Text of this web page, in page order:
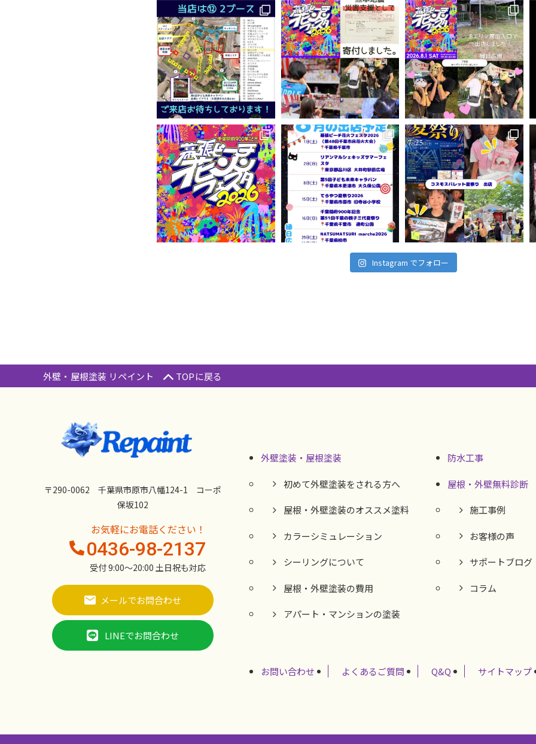
Instagram でフォロー
外壁・屋根塗装 リペイント TOPに戻る
〒290-0062 千葉県市原市八幡124-1 コーポ
保坂102
お気軽にお電話ください！
0436-98-2137
受付 9:00〜20:00 土日祝も対応
メールでお問合わせ
LINEでお問合わせ
外壁塗装・屋根塗装
初めて外壁塗装をされる方へ
屋根・外壁塗装のオススメ塗料
カラーシミュレーション
シーリングについて
屋根・外壁塗装の費用
アパート・マンションの塗装
防水工事
屋根・外壁無料診断
施工事例
お客様の声
サポートブログ
コラム
お問い合わせ よくあるご質問 Q&Q サイトマップ